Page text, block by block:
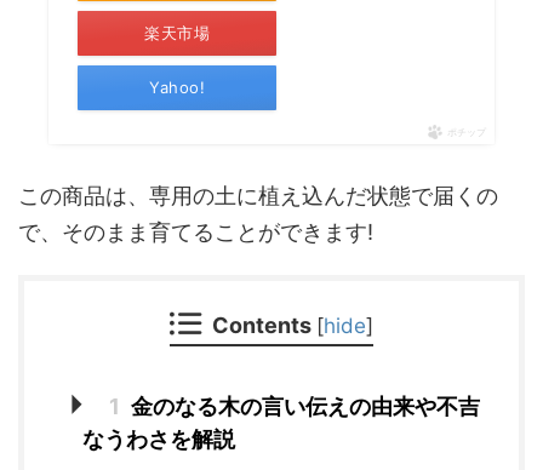
楽天市場
Yahoo!
ポチップ
この商品は、専用の土に植え込んだ状態で届くの
で、そのまま育てることができます!
Contents [hide]
1 金のなる木の言い伝えの由来や不吉
なうわさを解説